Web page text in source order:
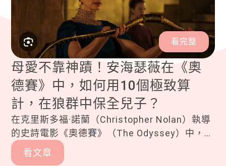
母愛不靠神蹟！安海瑟薇在《奧
德賽》中，如何用10個極致算
計，在狼群中保全兒子？
在克里斯多福·諾蘭（Christopher Nolan）執導
的史詩電影《奧德賽》（The Odyssey）中，安
·海瑟薇（Anne Hathaway）飾演的潘妮洛碧，
撕碎了古典神話貼在她身上的「悲情苦等」標
看文章
看完整